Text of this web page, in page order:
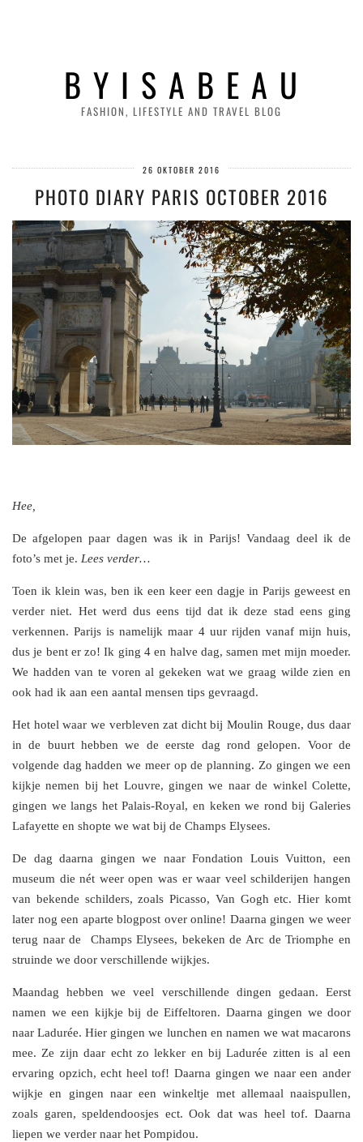
B Y I S A B E A U
FASHION, LIFESTYLE AND TRAVEL BLOG
26 OKTOBER 2016
PHOTO DIARY PARIS OCTOBER 2016
Hee,
De afgelopen paar dagen was ik in Parijs! Vandaag deel ik de
foto’s met je. Lees verder…
Toen ik klein was, ben ik een keer een dagje in Parijs geweest en
verder niet. Het werd dus eens tijd dat ik deze stad eens ging
verkennen. Parijs is namelijk maar 4 uur rijden vanaf mijn huis,
dus je bent er zo! Ik ging 4 en halve dag, samen met mijn moeder.
We hadden van te voren al gekeken wat we graag wilde zien en
ook had ik aan een aantal mensen tips gevraagd.
Het hotel waar we verbleven zat dicht bij Moulin Rouge, dus daar
in de buurt hebben we de eerste dag rond gelopen. Voor de
volgende dag hadden we meer op de planning. Zo gingen we een
kijkje nemen bij het Louvre, gingen we naar de winkel Colette,
gingen we langs het Palais-Royal, en keken we rond bij Galeries
Lafayette en shopte we wat bij de Champs Elysees.
De dag daarna gingen we naar Fondation Louis Vuitton, een
museum die nét weer open was er waar veel schilderijen hangen
van bekende schilders, zoals Picasso, Van Gogh etc. Hier komt
later nog een aparte blogpost over online! Daarna gingen we weer
terug naar de Champs Elysees, bekeken de Arc de Triomphe en
struinde we door verschillende wijkjes.
Maandag hebben we veel verschillende dingen gedaan. Eerst
namen we een kijkje bij de Eiffeltoren. Daarna gingen we door
naar Ladurée. Hier gingen we lunchen en namen we wat macarons
mee. Ze zijn daar echt zo lekker en bij Ladurée zitten is al een
ervaring opzich, echt heel tof! Daarna gingen we naar een ander
wijkje en gingen naar een winkeltje met allemaal naaispullen,
zoals garen, speldendoosjes ect. Ook dat was heel tof. Daarna
liepen we verder naar het Pompidou.